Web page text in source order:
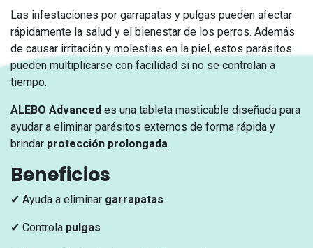
Las infestaciones por garrapatas y pulgas pueden afectar
rápidamente la salud y el bienestar de los perros. Además
de causar irritación y molestias en la piel, estos parásitos
pueden multiplicarse con facilidad si no se controlan a
tiempo.
ALEBO Advanced es una tableta masticable diseñada para
ayudar a eliminar parásitos externos de forma rápida y
brindar protección prolongada.
Beneficios
✔ Ayuda a eliminar garrapatas
✔ Controla pulgas